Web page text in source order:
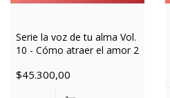
Serie la voz de tu alma Vol.
10 - Cómo atraer el amor 2
$45.300,00